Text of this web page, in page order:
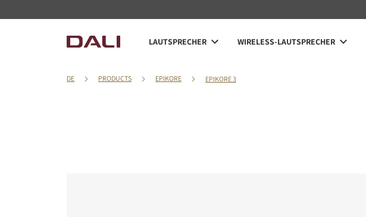
LAUTSPRECHER WIRELESS-LAUTSPRECHER
DE PRODUCTS EPIKORE EPIKORE 3